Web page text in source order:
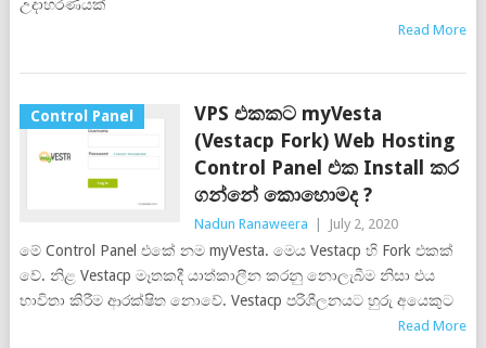
උදාහරණයක්
Read More
Control Panel
VPS එකකට myVesta
(Vestacp Fork) Web Hosting
Control Panel එක Install කර
ගන්නේ කොහොමද ?
Nadun Ranaweera July 2, 2020
මේ Control Panel එකේ නම myVesta. මෙය Vestacp හි Fork එකක්
වේ. නිළ Vestacp මෑතකදී යාත්කාලීන කරනු නොලැබීම නිසා එය
භාවිතා කිරීම ආරක්ෂිත නොවේ. Vestacp පරිශීලනයට හුරු අයෙකුට
Read More